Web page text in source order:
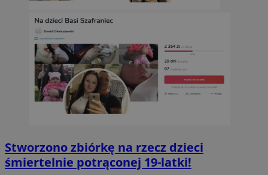
Stworzono zbiórkę na rzecz dzieci
śmiertelnie potrąconej 19-latki!